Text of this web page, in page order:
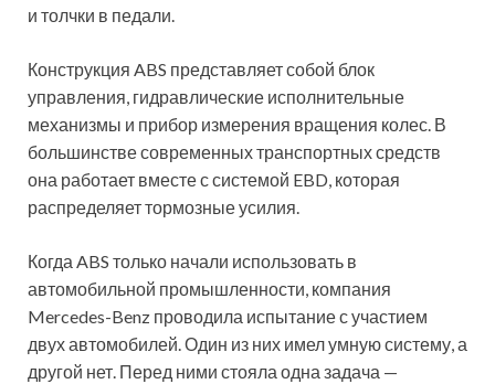
и толчки в педали.
Конструкция ABS представляет собой блок
управления, гидравлические исполнительные
механизмы и прибор измерения вращения колес. В
большинстве современных транспортных средств
она работает вместе с системой EBD, которая
распределяет тормозные усилия.
Когда ABS только начали использовать в
автомобильной промышленности, компания
Mercedes-Benz проводила испытание с участием
двух автомобилей. Один из них имел умную систему, а
другой нет. Перед ними стояла одна задача —